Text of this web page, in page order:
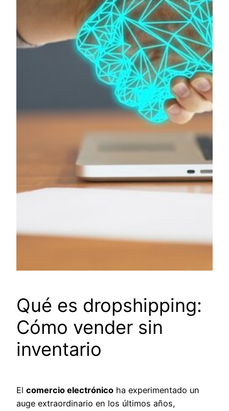
Qué es dropshipping:
Cómo vender sin
inventario
El comercio electrónico ha experimentado un
auge extraordinario en los últimos años,